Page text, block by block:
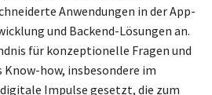
Anwendungen in der App-
und Backend-Lösungen an.
für konzeptionelle Fragen und
how, insbesondere im
Impulse gesetzt, die zum